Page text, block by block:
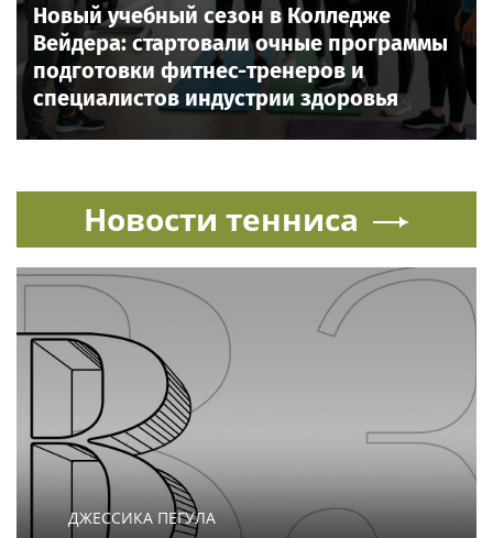
Новый учебный сезон в Колледже
Вейдера: стартовали очные программы
подготовки фитнес-тренеров и
специалистов индустрии здоровья
Новости тенниса
ДЖЕССИКА ПЕГУЛА